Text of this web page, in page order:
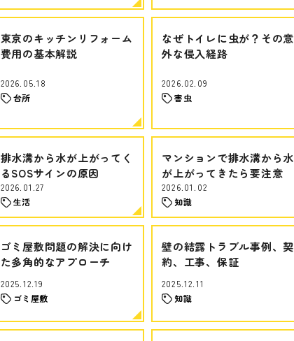
東京のキッチンリフォーム
費用の基本解説
2026.05.18
台所
なぜトイレに虫が？その意
外な侵入経路
2026.02.09
害虫
排水溝から水が上がってく
るSOSサインの原因
2026.01.27
生活
マンションで排水溝から水
が上がってきたら要注意
2026.01.02
知識
ゴミ屋敷問題の解決に向け
た多角的なアプローチ
2025.12.19
ゴミ屋敷
壁の結露トラブル事例、契
約、工事、保証
2025.12.11
知識